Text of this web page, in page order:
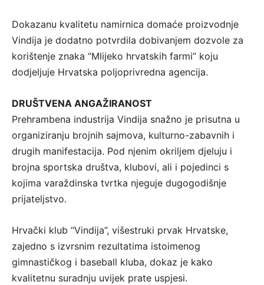
Dokazanu kvalitetu namirnica domaće proizvodnje
Vindija je dodatno potvrdila dobivanjem dozvole za
korištenje znaka “Mlijeko hrvatskih farmi” koju
dodjeljuje Hrvatska poljoprivredna agencija.
DRUŠTVENA ANGAŽIRANOST
Prehrambena industrija Vindija snažno je prisutna u
organiziranju brojnih sajmova, kulturno-zabavnih i
drugih manifestacija. Pod njenim okriljem djeluju i
brojna sportska društva, klubovi, ali i pojedinci s
kojima varaždinska tvrtka njeguje dugogodišnje
prijateljstvo.
Hrvački klub “Vindija”, višestruki prvak Hrvatske,
zajedno s izvrsnim rezultatima istoimenog
gimnastičkog i baseball kluba, dokaz je kako
kvalitetnu suradnju uvijek prate uspjesi.